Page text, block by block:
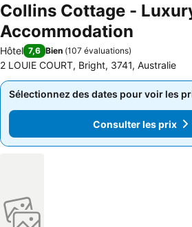
Collins Cottage -
Accommodation
Hôtel 7,6 Bien (107 évaluations)
2 LOUIE COURT, Bright, 3741, Australie
Sélectionnez des dates pour voir les
Consulter les prix
Sélectionnez des dates pour voir les
Consulter les prix